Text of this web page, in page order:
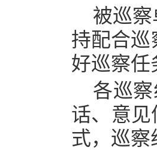
被巡
持配合巡
好巡察任
各巡
话、意见
式，巡察